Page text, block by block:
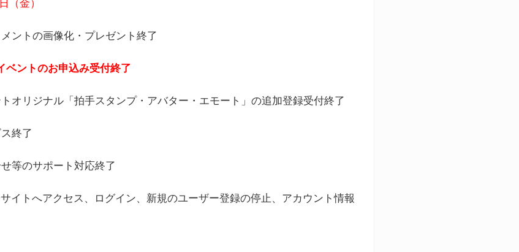
（金）
ントの画像化・プレゼント終了
ントのお申込み受付終了
オリジナル「拍手スタンプ・アバター・エモート」の追加登録受付終了
終了
等のサポート対応終了
サイトへアクセス、ログイン、新規のユーザー登録の停止、アカウント情報